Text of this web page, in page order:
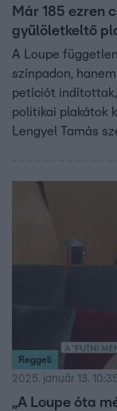
Már 185 ezren
gyűlöletkeltő
A Loupe
színpadon,
petíciót
politikai plakátok
Lengyel Tamás
Közbeszédet,
indított
csatlakoztak, és
terveznek. A
el.
Reggeli
2025. január 13. 10:35
„A Loupe óta